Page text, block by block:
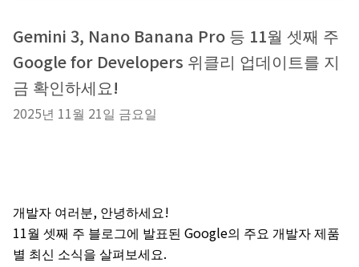
Gemini 3, Nano Banana Pro 등 11월 셋째 주
Google for Developers 위클리 업데이트를 지
금 확인하세요!
2025년 11월 21일 금요일
개발자 여러분, 안녕하세요!
11월 셋째 주 블로그에 발표된 Google의 주요 개발자 제품
별 최신 소식을 살펴보세요.